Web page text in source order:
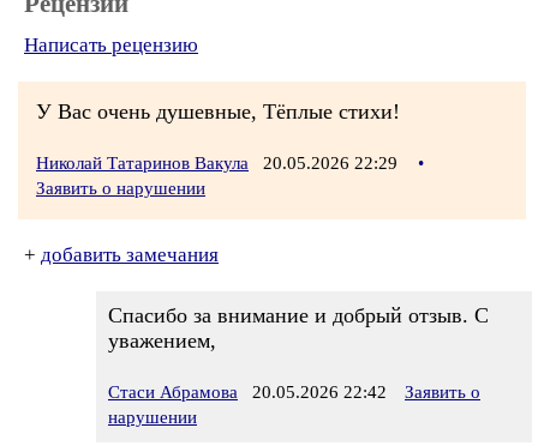
Написать рецензию
У Вас очень душевные, Тёплые стихи!
Николай Татаринов Вакула 20.05.2026 22:29
•
Заявить о нарушении
+ добавить замечания
Спасибо за внимание и добрый отзыв. С
уважением,
Стаси Абрамова 20.05.2026 22:42
Заявить о
нарушении